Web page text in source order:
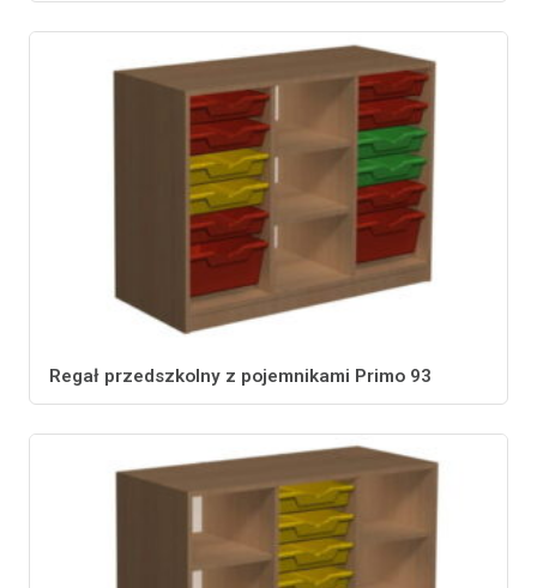
Regał przedszkolny z pojemnikami Primo 93